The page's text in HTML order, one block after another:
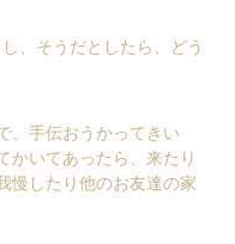
、そうだとしたら、どう
、手伝おうかってきい
かいてあったら、来たり
慢したり他のお友達の家